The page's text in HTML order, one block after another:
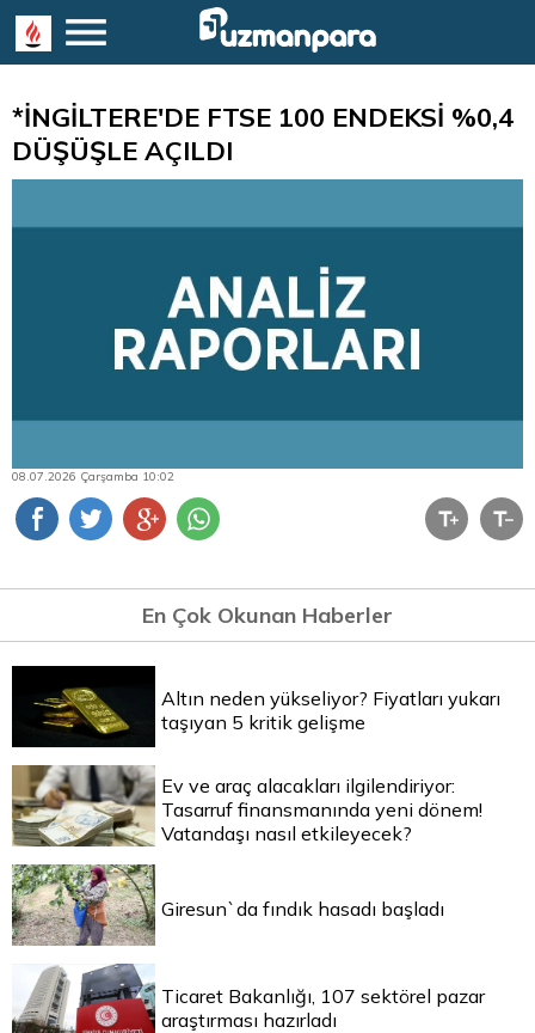
*İNGİLTERE'DE FTSE 100 ENDEKSİ %0,4
DÜŞÜŞLE AÇILDI
08.07.2026 Çarşamba 10:02
En Çok Okunan Haberler
Altın neden yükseliyor? Fiyatları yukarı
taşıyan 5 kritik gelişme
Ev ve araç alacakları ilgilendiriyor:
Tasarruf finansmanında yeni dönem!
Vatandaşı nasıl etkileyecek?
Giresun`da fındık hasadı başladı
Ticaret Bakanlığı, 107 sektörel pazar
araştırması hazırladı